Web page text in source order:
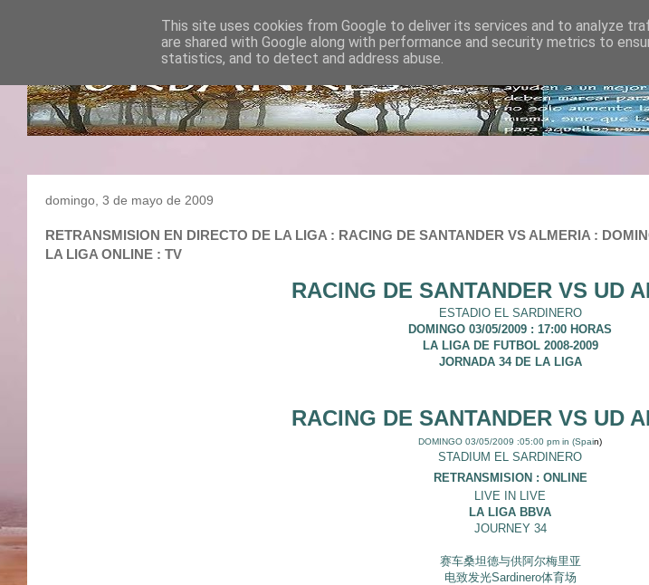
domingo, 3 de mayo de 2009
RETRANSMISION EN DIRECTO DE LA LIGA : RACING DE SANTANDER VS ALMERIA :
LA LIGA ONLINE : TV
RACING DE SANTANDER VS UD
ESTADIO EL SARDINERO
DOMINGO 03/05/2009 : 17:00 HORAS
LA LIGA DE FUTBOL 2008-2009
JORNADA 34 DE LA LIGA
RACING DE SANTANDER VS UD
DOMINGO 03/05/2009 :05:00 pm in (Spain)
STADIUM EL SARDINERO
RETRANSMISION : ONLINE
LIVE IN LIVE
LA LIGA BBVA
JOURNEY 34
赛车桑坦德与供阿尔梅里亚
电致发光Sardinero体育场
This site uses cookies from Google to deliver its services and to analyze
are shared with Google along with performance and security metrics to
statistics, and to detect and address abuse.